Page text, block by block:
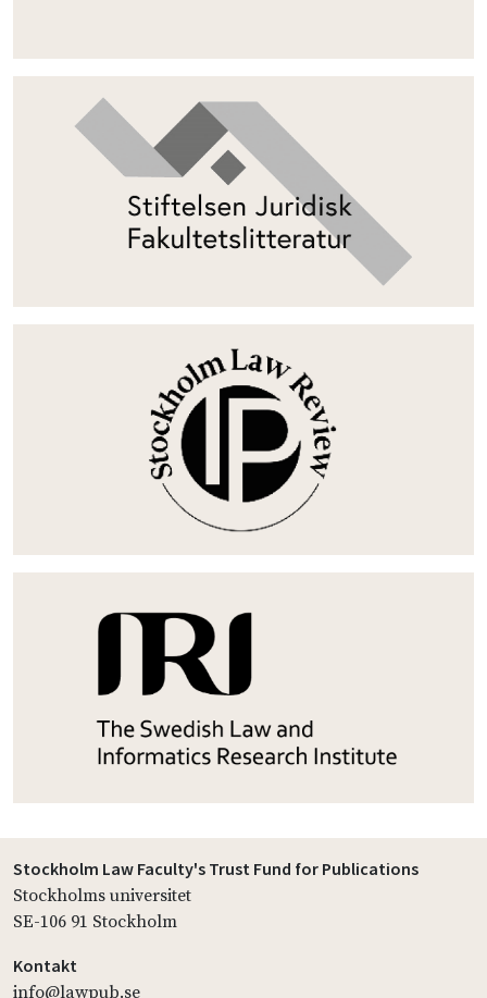
Stockholm Law Faculty's Trust Fund for Publications
Stockholms universitet
SE-106 91 Stockholm
Kontakt
info@lawpub.se